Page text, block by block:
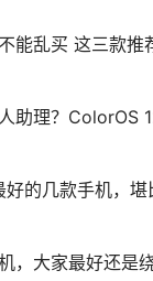
能乱买 这三款推
助理？ColorOS
的几款手机，堪
，大家最好还是